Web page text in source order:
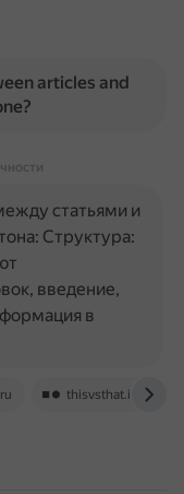
articles and
thisvsthat.io
статьями и
Структура:
введение,
в